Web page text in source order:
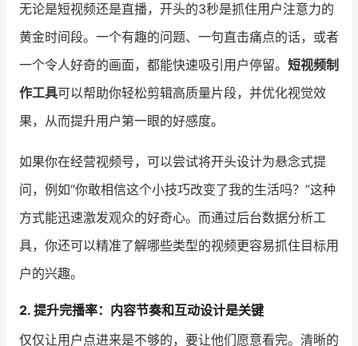
增长俱乐部 有赞商盟
商家社区 社群交流
合作共进
入驻有赞 认证代理商
认证服务商 设计服务商
有赞云 数据通服务
无论是短视频还是直播，开头的3秒是抓住用户注意力的
黄金时间段。一个有趣的问题、一句直击痛点的话，或者
一个令人好奇的画面，都能快速吸引用户停留。 短视频制
作工具可以帮助你轻松剪辑高质量片段，并优化视觉效
果，从而提升用户第一眼的好感度。
如果你在经营视频号，可以尝试将开头设计为悬念式提
问，例如“你敢相信这个小技巧改变了我的生活吗？”这种
方式能迅速激发观众的好奇心。而通过后台数据分析工
具，你还可以精准了解哪些类型的视频更容易抓住目标用
户的兴趣。
2. 提升完播率：内容节奏和互动设计是关键
仅仅让用户点进来是不够的，要让他们愿意看完。清晰的